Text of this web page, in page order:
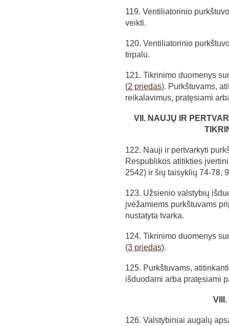
119. Ventiliatorinio
veikti.
120. Ventiliatorinio
tirpalu.
121. Tikrinimo duomenys
(2 priedas). Purkštuvams,
reikalavimus, pratęsiami
VII. NAUJŲ IR
122. Nauji ir pertvarkyti
Respublikos atitikties
2542) ir šių taisyklių 74-78,
123. Užsienio valstybių
įvežamiems purkštuvams
nustatyta tvarka.
124. Tikrinimo duomenys
(3 priedas).
125. Purkštuvams,
išduodami arba pratęsiami
126. Valstybiniai augalų